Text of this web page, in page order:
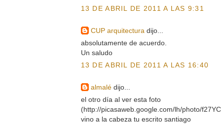
13 DE ABRIL DE 2011 A LAS 9:31
CUP arquitectura dijo...
absolutamente de acuerdo.
Un saludo
13 DE ABRIL DE 2011 A LAS 16:40
almalédijo...
el otro día al ver esta foto
(http://picasaweb.google.com/lh/photo/
vino a la cabeza tu escrito santiago